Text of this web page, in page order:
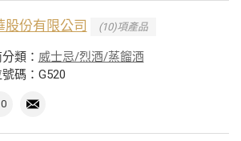
股份有限公司 (10)項產品
類： 威士忌/烈酒/蒸餾酒
碼：G520
0